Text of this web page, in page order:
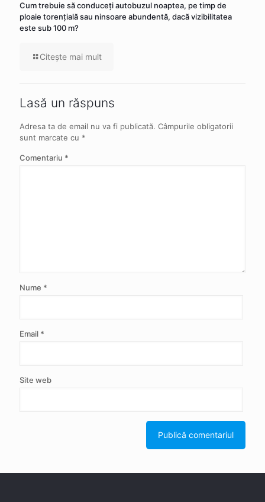
Cum trebuie să conduceţi autobuzul noaptea, pe timp de
ploaie torenţială sau ninsoare abundentă, dacă vizibilitatea
este sub 100 m?
Citeşte mai mult
Lasă un răspuns
Adresa ta de email nu va fi publicată. Câmpurile obligatorii
sunt marcate cu *
Comentariu *
Nume *
Email *
Site web